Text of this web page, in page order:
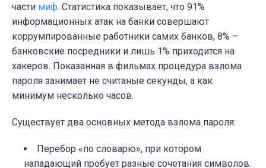
части миф. Статистика показывает, что 91%
информационных атак на банки совершают
коррумпированные работники самих банков, 8% –
банковские посредники и лишь 1% приходится на
хакеров. Показанная в фильмах процедура взлома
пароля занимает не считаные секунды, а как
минимум несколько часов.
Существует два основных метода взлома пароля:
Перебор «по словарю», при котором
нападающий пробует разные сочетания символов.